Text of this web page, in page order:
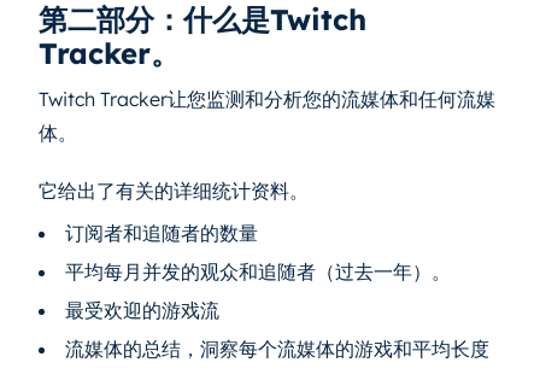
第二部分：什么是Twitch
Tracker。
Twitch Tracker让您监测和分析您的流媒体和任何流媒
体。
它给出了有关的详细统计资料。
订阅者和追随者的数量
平均每月并发的观众和追随者（过去一年）。
最受欢迎的游戏流
流媒体的总结，洞察每个流媒体的游戏和平均长度